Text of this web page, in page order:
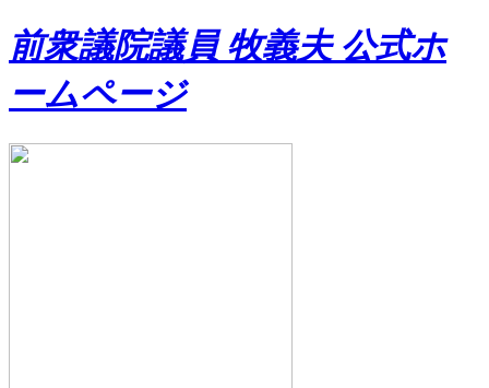
前衆議院議員 牧義夫 公式ホ
ームページ